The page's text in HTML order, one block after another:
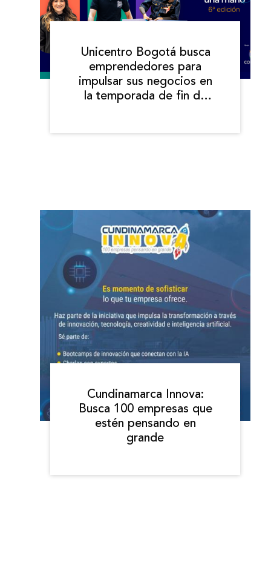
Unicentro Bogotá busca
emprendedores para
impulsar sus negocios en
la temporada de fin de
Cundinamarca Innova:
Busca 100 empresas que
estén pensando en
grande